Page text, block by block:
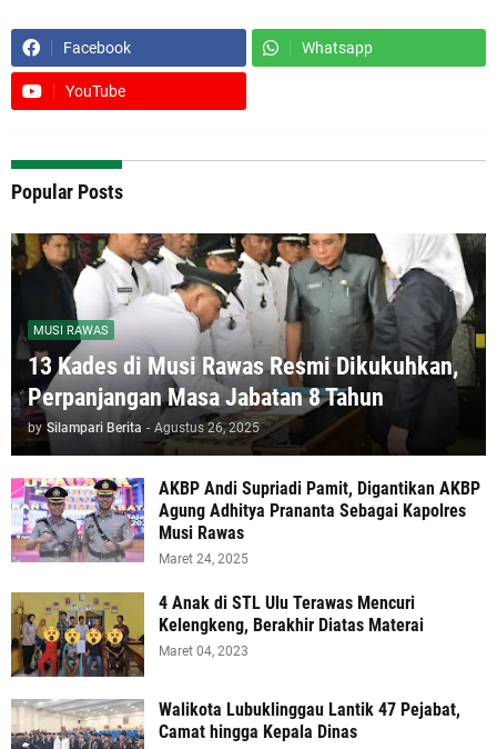
Facebook Whatsapp
YouTube
Popular Posts
MUSI RAWAS
13 Kades di Musi Rawas Resmi Dikukuhkan,
Perpanjangan Masa Jabatan 8 Tahun
by Silampari Berita - Agustus 26, 2025
AKBP Andi Supriadi Pamit, Digantikan AKBP
Agung Adhitya Prananta Sebagai Kapolres
Musi Rawas
Maret 24, 2025
4 Anak di STL Ulu Terawas Mencuri
Kelengkeng, Berakhir Diatas Materai
Maret 04, 2023
Walikota Lubuklinggau Lantik 47 Pejabat,
Camat hingga Kepala Dinas